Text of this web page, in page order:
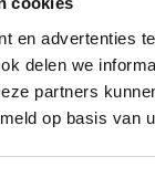
en advertenties
delen we
partners
op basis van
5